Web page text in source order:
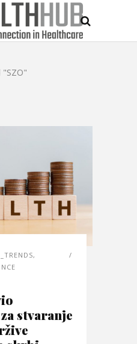
"SZO"
,
stvaranje